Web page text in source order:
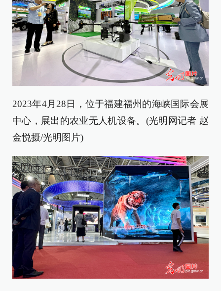
2023年4月28日，位于福建福州的海峡国际会展
中心，展出的农业无人机设备。(光明网记者 赵
金悦摄/光明图片)